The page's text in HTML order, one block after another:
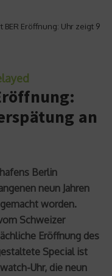
BER Eröffnung: Uhr zeigt 9
an
Berlin
neun Jahren
worden.
Schweizer
Eröffnung des
Special ist
Uhr, die neun